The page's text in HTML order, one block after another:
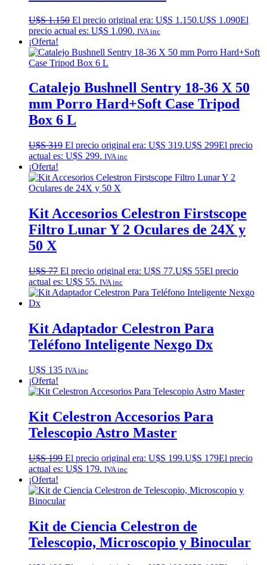
U$S1.150 El precio original era: U$S 1.150.U$S 1.090El
precio actual es: U$S 1.090. IVA inc
¡Oferta!
Catalejo Bushnell Sentry 18-36 X 50
mm Porro Hard+Soft Case Tripod
Box 6 L
U$S319 El precio original era: U$S 319.U$S 299El precio
actual es: U$S 299. IVA inc
¡Oferta!
Kit Accesorios Celestron Firstscope
Filtro Lunar Y 2 Oculares de 24X y
50 X
U$S77 El precio original era: U$S 77.U$S 55El precio
actual es: U$S 55. IVA inc
Kit Adaptador Celestron Para
Teléfono Inteligente Nexgo Dx
U$S 135 IVA inc
¡Oferta!
Kit Celestron Accesorios Para
Telescopio Astro Master
U$S199 El precio original era: U$S 199.U$S 179El precio
actual es: U$S 179. IVA inc
¡Oferta!
Kit de Ciencia Celestron de
Telescopio, Microscopio y Binocular